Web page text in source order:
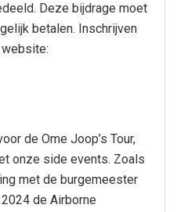
Deze bijdrage moet
betalen. Inschrijven
de Ome Joop’s Tour,
onze side events. Zoals
met de burgemeester
de Airborne